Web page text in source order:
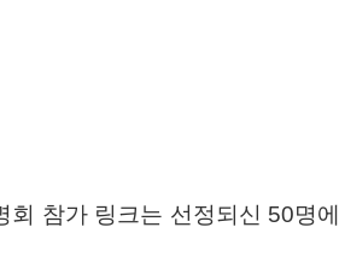
참가 링크는 선정되신 50명에